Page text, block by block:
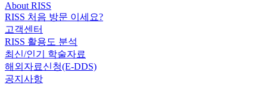
About RISS
RISS 처음 방문 이세요?
고객센터
RISS 활용도 분석
최신/인기 학술자료
해외자료신청(E-DDS)
공지사항